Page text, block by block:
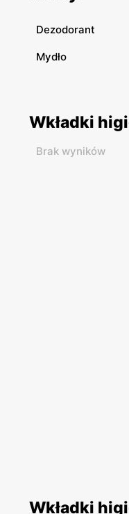
Dezodorant
Mydło
Wkładki
Brak wyników
Wkładki